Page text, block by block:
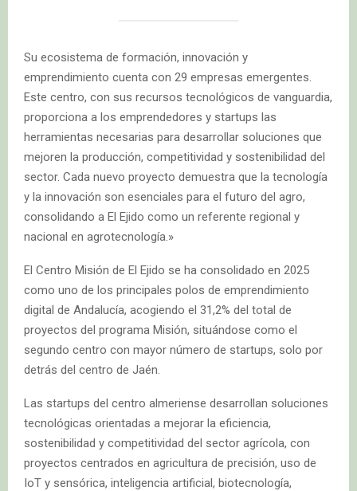
Su ecosistema de formación, innovación y
emprendimiento cuenta con 29 empresas emergentes.
Este centro, con sus recursos tecnológicos de vanguardia,
proporciona a los emprendedores y startups las
herramientas necesarias para desarrollar soluciones que
mejoren la producción, competitividad y sostenibilidad del
sector. Cada nuevo proyecto demuestra que la tecnología
y la innovación son esenciales para el futuro del agro,
consolidando a El Ejido como un referente regional y
nacional en agrotecnología.»
El Centro Misión de El Ejido se ha consolidado en 2025
como uno de los principales polos de emprendimiento
digital de Andalucía, acogiendo el 31,2% del total de
proyectos del programa Misión, situándose como el
segundo centro con mayor número de startups, solo por
detrás del centro de Jaén.
Las startups del centro almeriense desarrollan soluciones
tecnológicas orientadas a mejorar la eficiencia,
sostenibilidad y competitividad del sector agrícola, con
proyectos centrados en agricultura de precisión, uso de
IoT y sensórica, inteligencia artificial, biotecnología,